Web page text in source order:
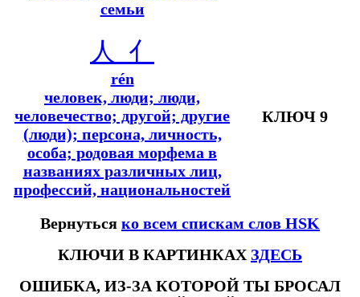
семьи
人 亻
rén
человек, люди; люди,
человечество; другой; другие
(люди); персона, личность,
особа; родовая морфема в
названиях различных лиц,
профессий, национальностей
КЛЮЧ 9
Вернуться ко всем спискам слов HSK
КЛЮЧИ В КАРТИНКАХ ЗДЕСЬ
ОШИБКА, ИЗ-ЗА КОТОРОЙ ТЫ БРОСАЛ